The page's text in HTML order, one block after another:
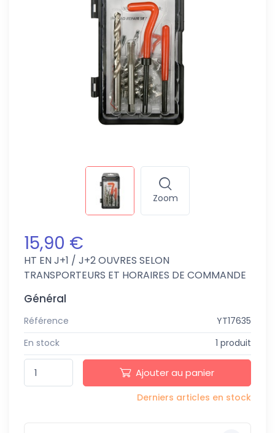
Zoom
15,90 €
HT EN J+1 / J+2 OUVRES SELON
TRANSPORTEURS ET HORAIRES DE COMMANDE
Général
Référence
YT17635
En stock
1 produit
Ajouter au panier
Derniers articles en stock